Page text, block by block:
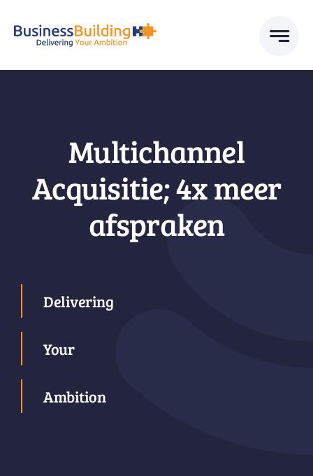
Multichannel
Acquisitie; 4x meer
afspraken
Delivering
Your
Ambition